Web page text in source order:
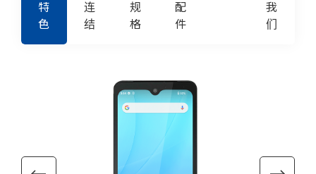
特
色
连
结
规
格
配
件
我
们